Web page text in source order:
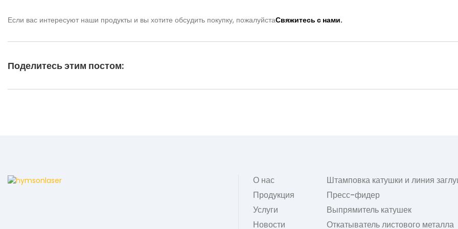
Если вас интересуют наши продукты и вы хотите обсудить покупку, пожалуйстаСвяжитесь с нами.
Поделитесь этим постом:
О нас
Продукция
Услуги
Новости
Штамповка катушки и линия
Пресс-фидер
Выпрямитель катушек
Откатыватель листового металла